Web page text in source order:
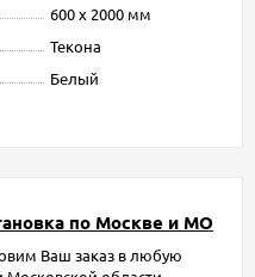
600 х 2000 мм
Текона
Белый
по Москве и МО
Ваш заказ в любую